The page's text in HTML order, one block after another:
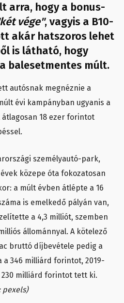
arra, hogy a bonus-
vége", vagyis a B10-
akár hatszoros lehet
is látható, hogy
balesetmentes múlt.
autósnak megnéznie a
évi kampányban ugyanis a
18 ezer forintot
személyautó-park,
közepe óta fokozatosan
a múlt évben átlépte a 16
is emelkedő pályán van,
a 4,3 milliót, szemben
állománnyal. A kötelező
bruttó díjbevétele pedig a
a 346 milliárd forintot, 2019-
230 milliárd forintot tett ki.
pexels)